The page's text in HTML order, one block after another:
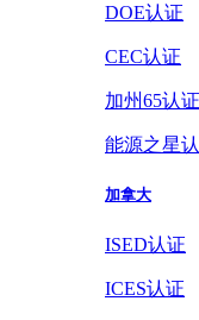
DOE认证
CEC认证
加州65认证
能源之星
加拿大
ISED认证
ICES认证